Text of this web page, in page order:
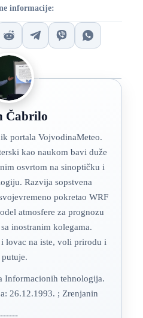
informacije:
Čabrilo
portala VojvodinaMeteo.
kao naukom bavi duže
osvrtom na sinoptičku i
Razvija sopstvena
pokretao WRF
atmosfere za prognozu
inostranim kolegama.
lovac na iste, voli prirodu i
putuje.
Informacionih tehnologija.
26.12.1993. ; Zrenjanin
------